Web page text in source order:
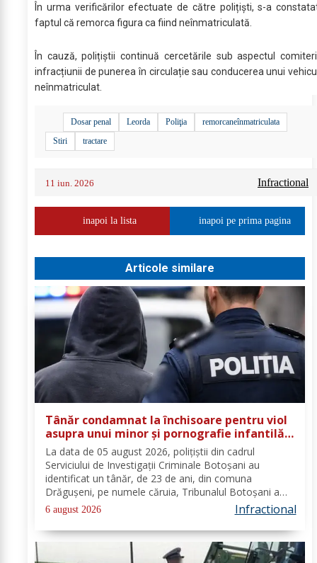
În urma verificărilor efectuate de către polițiști, s-a
faptul că remorca figura ca fiind neînmatriculată.
În cauză, polițiștii continuă cercetările sub aspectul
infracțiunii de punerea în circulație sau conducerea unui
neînmatriculat.
Dosar penal Leorda Poliţia
remorcaneînmatriculata
Stiri
tractare
11 iun. 2026 Infractional
inapoi la lista inapoi pe prima pagina
Articole similare
Tânăr condamnat la închisoare pentru viol
asupra unui minor și pornografie infantilă,
identificat de polițiști
La data de 05 august 2026, polițiștii din cadrul
Serviciului de Investigații Criminale Botoșani au
identificat un tânăr, de 23 de ani, din comuna
Drăgușeni, pe numele căruia, Tribunalul Botoșani a
emis un mandat de executare a pedepsei cu
închisoarea. Tânărul a fost condamnat la 4 ani și 5 luni
de...
6 august 2026 Infractional